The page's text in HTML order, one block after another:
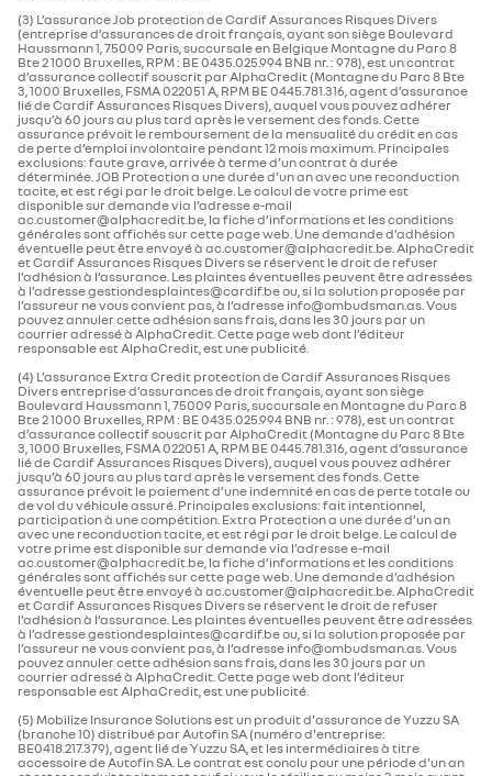
(3) L’assurance Job protection de Cardif Assurances Risques Divers
(entreprise d’assurances de droit français, ayant son siège Boulevard
Haussmann 1, 75009 Paris, succursale en Belgique Montagne du Parc 8
Bte 2 1000 Bruxelles, RPM : BE 0435.025.994 BNB nr. : 978), est un contrat
d’assurance collectif souscrit par AlphaCredit (Montagne du Parc 8 Bte
3, 1000 Bruxelles, FSMA 022051 A, RPM BE 0445.781.316, agent d’assurance
lié de Cardif Assurances Risques Divers), auquel vous pouvez adhérer
jusqu’à 60 jours au plus tard après le versement des fonds. Cette
assurance prévoit le remboursement de la mensualité du crédit en cas
de perte d’emploi involontaire pendant 12 mois maximum. Principales
exclusions: faute grave, arrivée à terme d’un contrat à durée
déterminée. JOB Protection a une durée d’un an avec une reconduction
tacite, et est régi par le droit belge. Le calcul de votre prime est
disponible sur demande via l’adresse e-mail
ac.customer@alphacredit.be, la fiche d’informations et les conditions
générales sont affichés sur cette page web. Une demande d’adhésion
éventuelle peut être envoyé à ac.customer@alphacredit.be. AlphaCredit
et Cardif Assurances Risques Divers se réservent le droit de refuser
l’adhésion à l’assurance. Les plaintes éventuelles peuvent être adressées
à l’adresse gestiondesplaintes@cardif.be ou, si la solution proposée par
l’assureur ne vous convient pas, à l’adresse info@ombudsman.as. Vous
pouvez annuler cette adhésion sans frais, dans les 30 jours par un
courrier adressé à AlphaCredit. Cette page web dont l’éditeur
responsable est AlphaCredit, est une publicité.
(4) L’assurance Extra Credit protection de Cardif Assurances Risques
Divers entreprise d’assurances de droit français, ayant son siège
Boulevard Haussmann 1, 75009 Paris, succursale en Montagne du Parc 8
Bte 2 1000 Bruxelles, RPM : BE 0435.025.994 BNB nr. : 978), est un contrat
d’assurance collectif souscrit par AlphaCredit (Montagne du Parc 8 Bte
3, 1000 Bruxelles, FSMA 022051 A, RPM BE 0445.781.316, agent d’assurance
lié de Cardif Assurances Risques Divers), auquel vous pouvez adhérer
jusqu’à 60 jours au plus tard après le versement des fonds. Cette
assurance prévoit le paiement d’une indemnité en cas de perte totale ou
de vol du véhicule assuré. Principales exclusions: fait intentionnel,
participation à une compétition. Extra Protection a une durée d’un an
avec une reconduction tacite, et est régi par le droit belge. Le calcul de
votre prime est disponible sur demande via l’adresse e-mail
ac.customer@alphacredit.be, la fiche d’informations et les conditions
générales sont affichés sur cette page web. Une demande d’adhésion
éventuelle peut être envoyé à ac.customer@alphacredit.be. AlphaCredit
et Cardif Assurances Risques Divers se réservent le droit de refuser
l’adhésion à l’assurance. Les plaintes éventuelles peuvent être adressées
à l’adresse gestiondesplaintes@cardif.be ou, si la solution proposée par
l’assureur ne vous convient pas, à l’adresse info@ombudsman.as. Vous
pouvez annuler cette adhésion sans frais, dans les 30 jours par un
courrier adressé à AlphaCredit. Cette page web dont l’éditeur
responsable est AlphaCredit, est une publicité.
(5) Mobilize Insurance Solutions est un produit d'assurance de Yuzzu SA
(branche 10) distribué par Autofin SA (numéro d'entreprise:
BE0418.217.379), agent lié de Yuzzu SA, et les intermédiaires à titre
accessoire de Autofin SA. Le contrat est conclu pour une période d'un an